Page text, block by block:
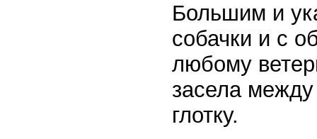
Большим и
собачки и с
любому
засела
глотку.